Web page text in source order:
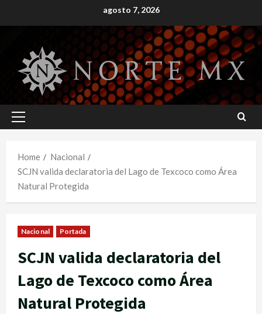
to
agosto 7, 2026
Primary
Home
Nacional
SCJN valida declaratoria del Lago de Texcoco como Área
Natural Protegida
Nacional Portada
SCJN valida declaratoria del
Lago de Texcoco como Área
Natural Protegida